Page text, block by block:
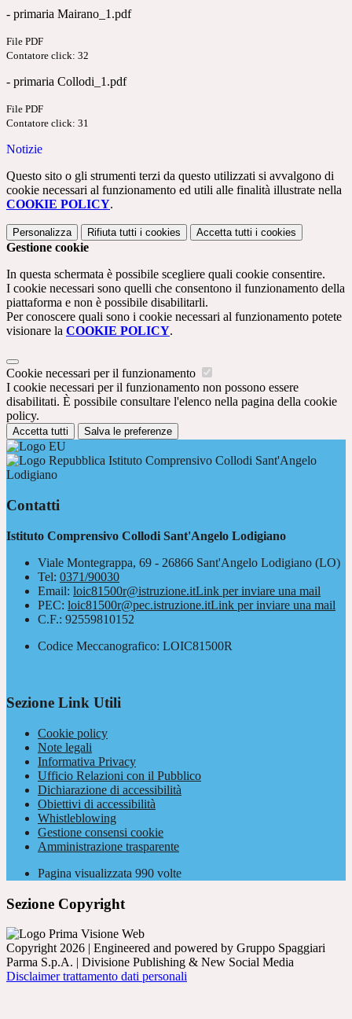
- primaria Mairano_1.pdf
File PDF
Contatore click: 32
- primaria Collodi_1.pdf
File PDF
Contatore click: 31
Notizie
Questo sito o gli strumenti terzi da questo utilizzati si avvalgono di
cookie necessari al funzionamento ed utili alle finalità illustrate nella
COOKIE POLICY.
Personalizza Rifiuta tutti i cookies Accetta tutti i cookies
Gestione cookie
In questa schermata è possibile scegliere quali cookie consentire.
I cookie necessari sono quelli che consentono il funzionamento della
piattaforma e non è possibile disabilitarli.
Per conoscere quali sono i cookie necessari al funzionamento potete
visionare la COOKIE POLICY.
Cookie necessari per il funzionamento
I cookie necessari per il funzionamento non possono essere
disabilitati. È possibile consultare l'elenco nella pagina della cookie
policy.
Accetta tutti Salva le preferenze
Istituto Comprensivo Collodi Sant'Angelo
Lodigiano
Contatti
Istituto Comprensivo Collodi Sant'Angelo Lodigiano
Viale Montegrappa, 69 - 26866 Sant'Angelo Lodigiano (LO)
Tel: 0371/90030
Email: loic81500r@istruzione.itLink per inviare una mail
PEC: loic81500r@pec.istruzione.itLink per inviare una mail
C.F.: 92559810152
Codice Meccanografico: LOIC81500R
Sezione Link Utili
Cookie policy
Note legali
Informativa Privacy
Ufficio Relazioni con il Pubblico
Dichiarazione di accessibilità
Obiettivi di accessibilità
Whistleblowing
Gestione consensi cookie
Amministrazione trasparente
Pagina visualizzata 990 volte
Sezione Copyright
Copyright 2026 | Engineered and powered by Gruppo Spaggiari
Parma S.p.A. | Divisione Publishing & New Social Media
Disclaimer trattamento dati personali